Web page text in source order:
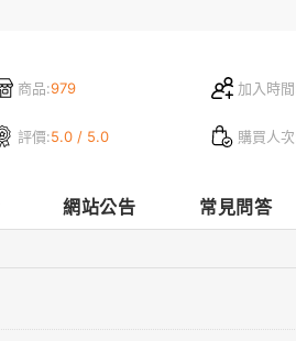
商品:979 加入時
評價:5.0 / 5.0 購買人
網站公告 常見問答